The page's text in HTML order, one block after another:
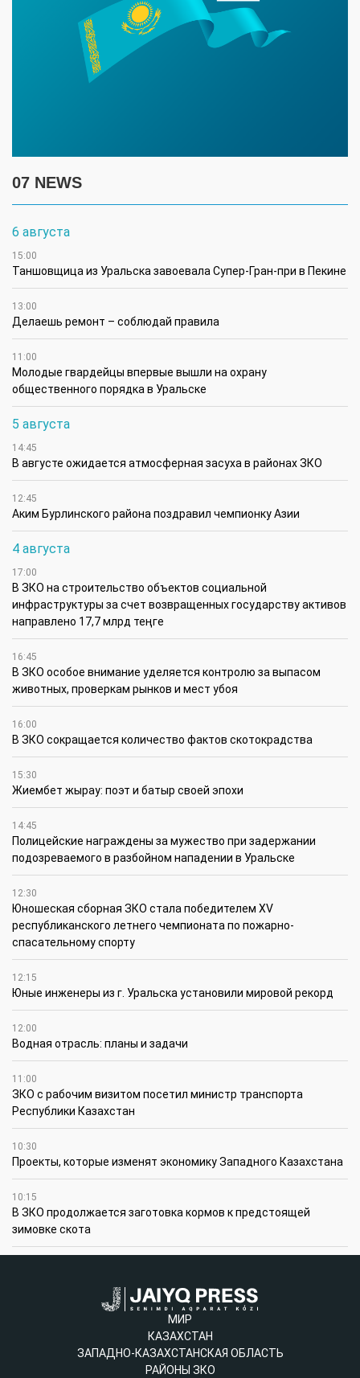
07 NEWS
6 августа
15:00
Таншовщица из Уральска завоевала Супер-Гран-при в Пекине
13:00
Делаешь ремонт – соблюдай правила
11:00
Молодые гвардейцы впервые вышли на охрану
общественного порядка в Уральске
5 августа
14:45
В августе ожидается атмосферная засуха в районах ЗКО
12:45
Аким Бурлинского района поздравил чемпионку Азии
4 августа
17:00
В ЗКО на строительство объектов социальной
инфраструктуры за счет возвращенных государству активов
направлено 17,7 млрд теңге
16:45
В ЗКО особое внимание уделяется контролю за выпасом
животных, проверкам рынков и мест убоя
16:00
В ЗКО сокращается количество фактов скотокрадства
15:30
Жиембет жырау: поэт и батыр своей эпохи
14:45
Полицейские награждены за мужество при задержании
подозреваемого в разбойном нападении в Уральске
12:30
Юношеская сборная ЗКО стала победителем XV
республиканского летнего чемпионата по пожарно-
спасательному спорту
12:15
Юные инженеры из г. Уральска установили мировой рекорд
12:00
Водная отрасль: планы и задачи
11:00
ЗКО с рабочим визитом посетил министр транспорта
Республики Казахстан
10:30
Проекты, которые изменят экономику Западного Казахстана
10:15
В ЗКО продолжается заготовка кормов к предстоящей
зимовке скота
МИР
КАЗАХСТАН
ЗАПАДНО-КАЗАХСТАНСКАЯ ОБЛАСТЬ
РАЙОНЫ ЗКО